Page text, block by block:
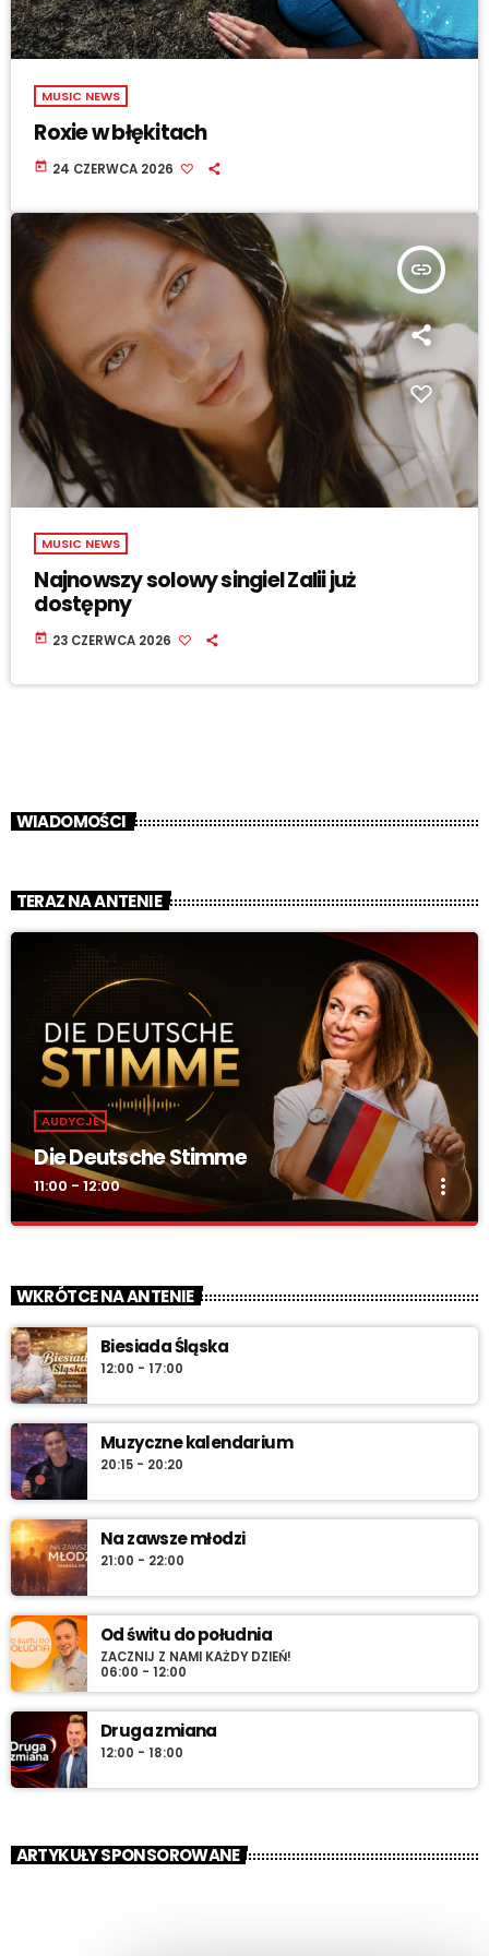
MUSIC NEWS
Roxie w błękitach
today 24 CZERWCA 2026
insert_link
MUSIC NEWS
Najnowszy solowy singiel Zalii już
dostępny
today 23 CZERWCA 2026
WIADOMOŚCI
TERAZ NA ANTENIE
AUDYCJE
Die Deutsche Stimme
11:00 - 12:00 more_vert
„DIE DEUTSCHE STIMME” – w całości po niemiecku. Audycja
mniejszości niemieckiej o kulturze, tradycjach i wydarzeniach w
regionie.
WKRÓTCE NA ANTENIE
Biesiada Śląska
12:00 - 17:00
Muzyczne kalendarium
20:15 - 20:20
Na zawsze młodzi
21:00 - 22:00
Od świtu do południa
ZACZNIJ Z NAMI KAŻDY DZIEŃ!
06:00 - 12:00
Druga zmiana
12:00 - 18:00
ARTYKUŁY SPONSOROWANE